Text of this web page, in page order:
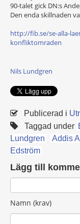
90-talet gick DN:s
Den enda skillnaden
http://fib.se/se-alla-
konfliktomraden
Nils Lundgren
Publicerad i
Taggad under
Lundgren
Addis
Edström
Lägg till
Namn (krav)